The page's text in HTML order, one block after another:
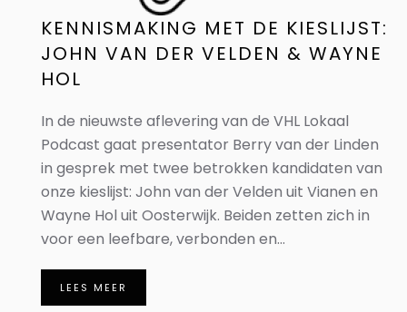
KENNISMAKING MET DE KIESLIJST:
JOHN VAN DER VELDEN & WAYNE
HOL
In de nieuwste aflevering van de VHL Lokaal
Podcast gaat presentator Berry van der Linden
in gesprek met twee betrokken kandidaten van
onze kieslijst: John van der Velden uit Vianen en
Wayne Hol uit Oosterwijk. Beiden zetten zich in
voor een leefbare, verbonden en...
LEES MEER